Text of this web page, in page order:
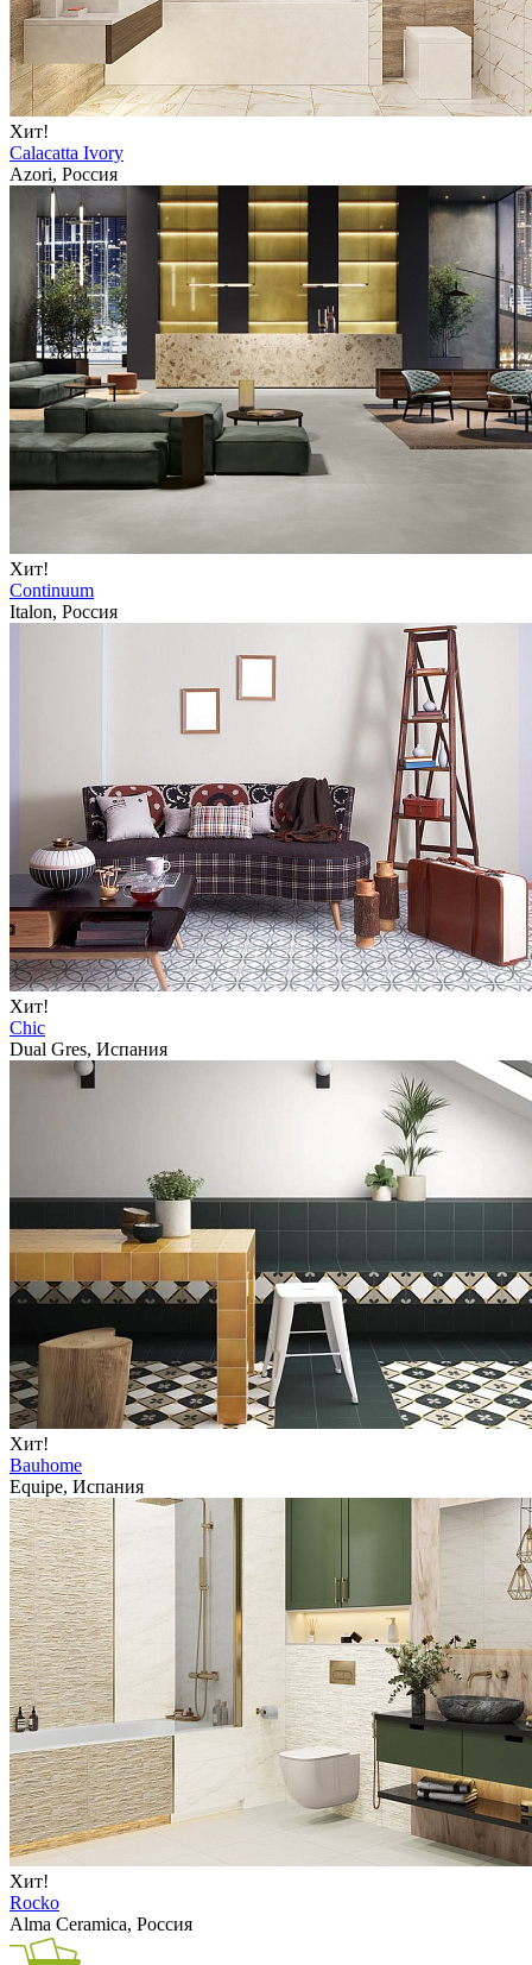
Хит!
Calacatta Ivory
Azori, Россия
Хит!
Continuum
Italon, Россия
Хит!
Chic
Dual Gres, Испания
Хит!
Bauhome
Equipe, Испания
Хит!
Rocko
Alma Ceramica, Россия